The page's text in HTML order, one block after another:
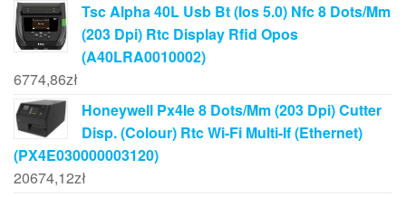
Tsc Alpha 40L Usb Bt (Ios 5.0) Nfc 8 Dots/Mm
(203 Dpi) Rtc Display Rfid Opos
(A40LRA0010002)
6774,86zł
Honeywell Px4Ie 8 Dots/Mm (203 Dpi) Cutter
Disp. (Colour) Rtc Wi-Fi Multi-If (Ethernet)
(PX4E030000003120)
20674,12zł